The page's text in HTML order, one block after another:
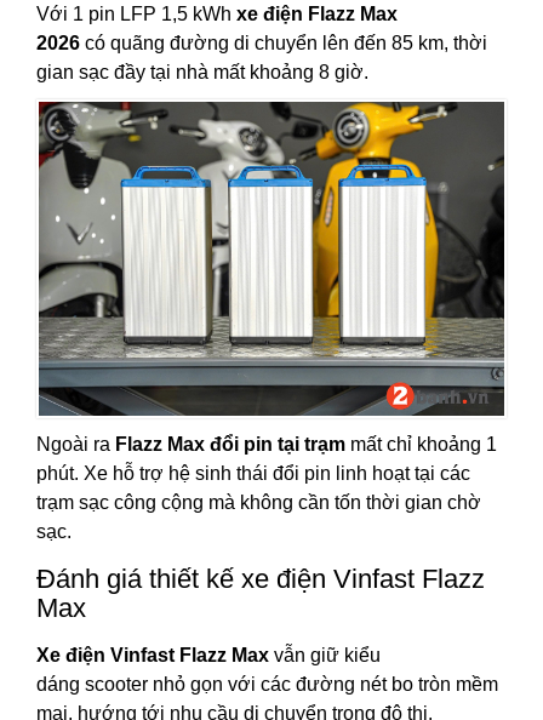
Với 1 pin LFP 1,5 kWh xe điện Flazz Max
2026 có quãng đường di chuyển lên đến 85 km, thời
gian sạc đầy tại nhà mất khoảng 8 giờ.
Ngoài ra Flazz Max đổi pin tại trạm mất chỉ khoảng 1
phút. Xe hỗ trợ hệ sinh thái đổi pin linh hoạt tại các
trạm sạc công cộng mà không cần tốn thời gian chờ
sạc.
Đánh giá thiết kế xe điện Vinfast Flazz
Max
Xe điện Vinfast Flazz Max vẫn giữ kiểu
dáng scooter nhỏ gọn với các đường nét bo tròn mềm
mại, hướng tới nhu cầu di chuyển trong đô thị.